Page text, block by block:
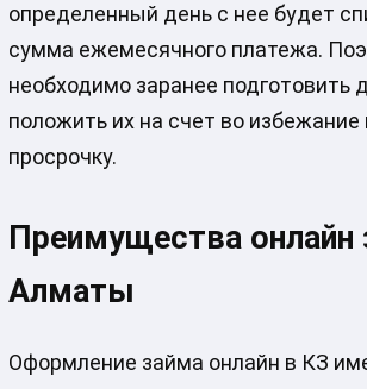
определенный день с нее будет
сумма ежемесячного платежа.
необходимо заранее подготовить
положить их на счет во
просрочку.
Преимущества онлайн
Алматы
Оформление займа онлайн в КЗ